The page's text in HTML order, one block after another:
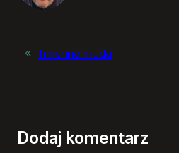
« Imienna moda
Dodaj komentarz